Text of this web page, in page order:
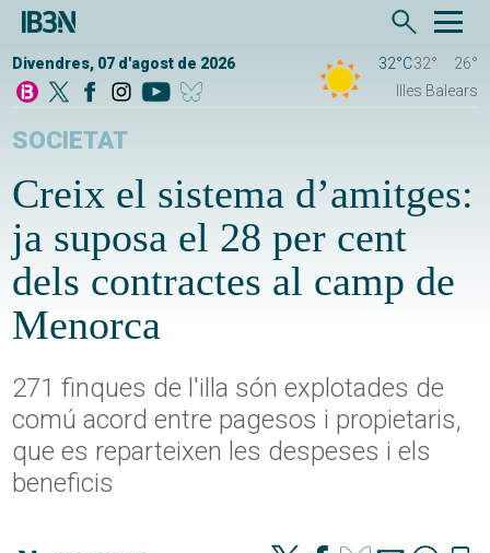
Divendres, 07 d'agost de 2026 32°C32°
26°
Illes Balears
SOCIETAT
Creix el sistema d’amitges:
ja suposa el 28 per cent
dels contractes al camp de
Menorca
271 finques de l'illa són explotades de
comú acord entre pagesos i propietaris,
que es reparteixen les despeses i els
beneficis